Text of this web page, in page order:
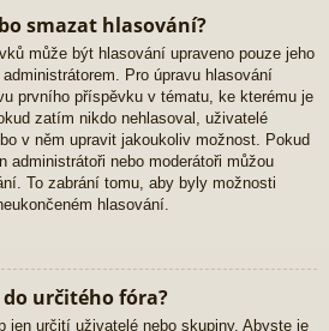
smazat hlasování?
může být hlasování upraveno pouze jeho
Pro úpravu hlasování
prvního příspěvku v tématu, ke kterému je
zatím nikdo nehlasoval, uživatelé
v něm upravit jakoukoliv možnost. Pokud
administrátoři nebo moderátoři můžou
To zabrání tomu, aby byly možnosti
hlasování.
určitého fóra?
jen určití uživatelé nebo skupiny. Abyste je